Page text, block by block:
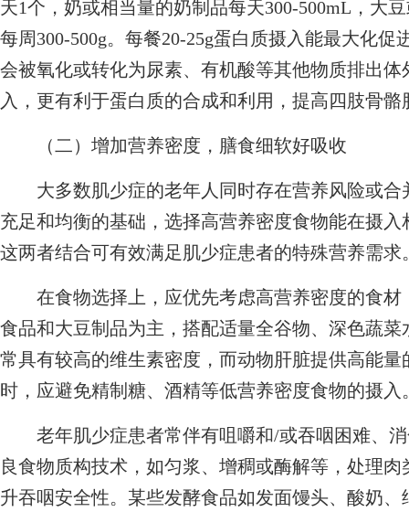
天1个，奶或相当量的奶制品每天300-500mL，大
每周300-500g。每餐20-25g蛋白质摄入能最大化
会被氧化或转化为尿素、有机酸等其他物质排出
入，更有利于蛋白质的合成和利用，提高四肢骨骼
（二）增加营养密度，膳食细软好吸收
大多数肌少症的老年人同时存在营养风险或合
充足和均衡的基础，选择高营养密度食物能在摄
这两者结合可有效满足肌少症患者的特殊营养需求
在食物选择上，应优先考虑高营养密度的食材
食品和大豆制品为主，搭配适量全谷物、深色蔬
常具有较高的维生素密度，而动物肝脏提供高能
时，应避免精制糖、酒精等低营养密度食物的摄入
老年肌少症患者常伴有咀嚼和/或吞咽困难、消
良食物质构技术，如匀浆、增稠或酶解等，处理
升吞咽安全性。某些发酵食品如发面馒头、酸奶